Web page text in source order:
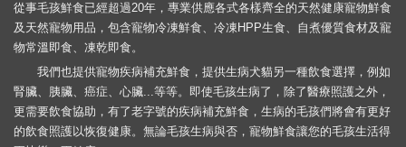
從事毛孩鮮食已經超過20年，專業供應各式各樣齊全的天然健康寵物鮮食
及天然寵物用品，包含寵物冷凍鮮食、冷凍HPP生食、自煮優質食材及寵
物常溫即食、凍乾即食。
我們也提供寵物疾病補充鮮食，提供生病犬貓另一種飲食選擇，例如
腎臟、胰臟、癌症、心臟...等等。即使毛孩生病了，除了醫療照護之外，
更需要飲食協助，有了老字號的疾病補充鮮食，生病的毛孩們將會有更好
的飲食照護以恢復健康。無論毛孩生病與否，寵物鮮食讓您的毛孩生活得